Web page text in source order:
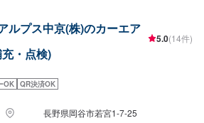
ルプス中京(株)のカーエア
・点検)
5.0(14件)
OK QR決済OK
長野県岡谷市若宮1-7-25